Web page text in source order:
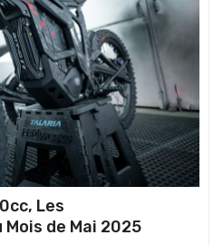
Les
de Mai 2025